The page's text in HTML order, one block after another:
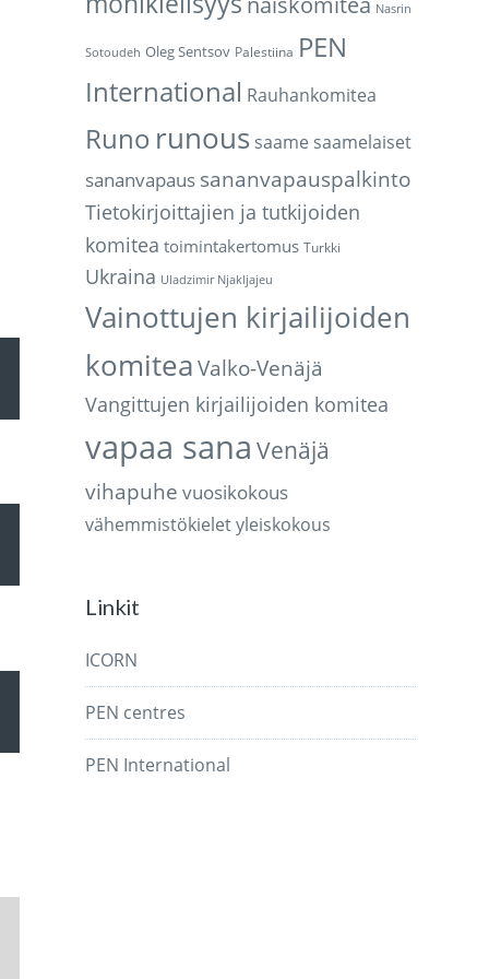
Nasrin
Sotoudeh Oleg Sentsov Palestiina PEN
International Rauhankomitea
Runo runous saame saamelaiset
sananvapaus sananvapauspalkinto
Tietokirjoittajien ja tutkijoiden
komitea toimintakertomus Turkki
Ukraina Uladzimir Njakljajeu
Vainottujen kirjailijoiden
komitea Valko-Venäjä
Vangittujen kirjailijoiden komitea
vapaa sana Venäjä
vihapuhe vuosikokous
vähemmistökieletyleiskokous
Linkit
ICORN
PEN centres
PEN International